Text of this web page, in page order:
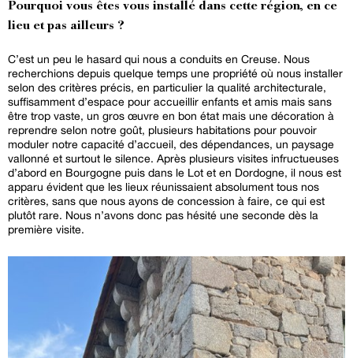
Pourquoi vous êtes vous installé dans cette région, en ce
lieu et pas ailleurs ?
C’est un peu le hasard qui nous a conduits en Creuse. Nous
recherchions depuis quelque temps une propriété où nous installer
selon des critères précis, en particulier la qualité architecturale,
suffisamment d’espace pour accueillir enfants et amis mais sans
être trop vaste, un gros œuvre en bon état mais une décoration à
reprendre selon notre goût, plusieurs habitations pour pouvoir
moduler notre capacité d’accueil, des dépendances, un paysage
vallonné et surtout le silence. Après plusieurs visites infructueuses
d’abord en Bourgogne puis dans le Lot et en Dordogne, il nous est
apparu évident que les lieux réunissaient absolument tous nos
critères, sans que nous ayons de concession à faire, ce qui est
plutôt rare. Nous n’avons donc pas hésité une seconde dès la
première visite.